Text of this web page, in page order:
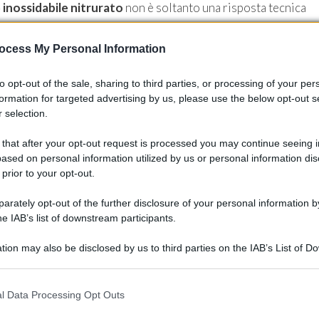
My Personal Information
opt-out of the sale, sharing to third parties, or processing of your
for targeted advertising by us, please use the below opt-out
selection.
that after your opt-out request is processed you may continue seeing
on personal information utilized by us or personal information
to your opt-out.
opt-out of the further disclosure of your personal information
IAB’s list of downstream participants.
may also be disclosed by us to third parties on the IAB’s List of
including but not limited to your visit or usage behaviour. You may
Data Processing Opt Outs
inossidabile nitrurato non è soltanto una risposta tecnica
di paradigma che integra prestazioni, durata e
la sfida è adattare processi e catene di fornitura, mentre
sostenibili.